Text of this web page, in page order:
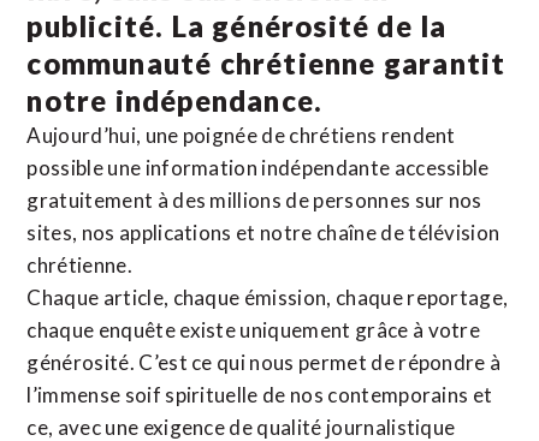
publicité. La générosité de la
communauté chrétienne garantit
notre indépendance.
Aujourd’hui, une poignée de chrétiens rendent
possible une information indépendante accessible
gratuitement à des millions de personnes sur nos
sites, nos applications et notre chaîne de télévision
chrétienne.
Chaque article, chaque émission, chaque reportage,
chaque enquête existe uniquement grâce à votre
générosité. C’est ce qui nous permet de répondre à
l’immense soif spirituelle de nos contemporains et
ce, avec une exigence de qualité journalistique